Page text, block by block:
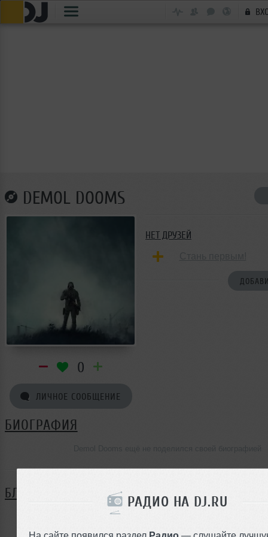
РАДИО НА DJ.RU
На сайте появился раздел Радио — слушайте
DEMOL DOOMS
0
ЛИЧНОЕ СООБЩЕНИЕ
НЕТ ДРУЗЕЙ
БИОГРАФИЯ
БЛОГ